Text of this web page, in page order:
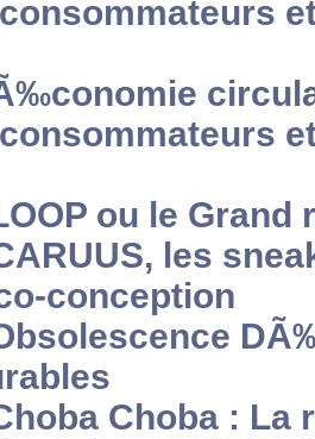
ou le Grand
les
conception
Choba : La